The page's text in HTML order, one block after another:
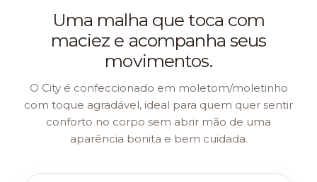
Uma malha que toca com
maciez e acompanha seus
movimentos.
O City é confeccionado em moletom/moletinho
com toque agradável, ideal para quem quer sentir
conforto no corpo sem abrir mão de uma
aparência bonita e bem cuidada.